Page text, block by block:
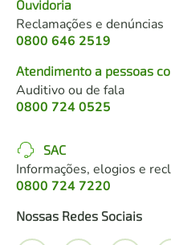
Ouvidoria
Reclamações e denúncias
0800 646 2519
Atendimento a pessoas
Auditivo ou de fala
0800 724 0525
SAC
Informações, elogios e
0800 724 7220
Nossas Redes Sociais